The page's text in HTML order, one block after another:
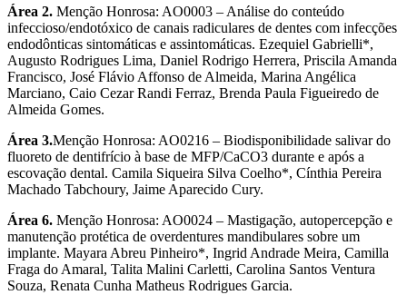
Área 2. Menção Honrosa: AO0003 – Análise do conteúdo
infeccioso/endotóxico de canais radiculares de dentes com infecções
endodônticas sintomáticas e assintomáticas. Ezequiel Gabrielli*,
Augusto Rodrigues Lima, Daniel Rodrigo Herrera, Priscila Amanda
Francisco, José Flávio Affonso de Almeida, Marina Angélica
Marciano, Caio Cezar Randi Ferraz, Brenda Paula Figueiredo de
Almeida Gomes.
Área 3.Menção Honrosa: AO0216 – Biodisponibilidade salivar do
fluoreto de dentifrício à base de MFP/CaCO3 durante e após a
escovação dental. Camila Siqueira Silva Coelho*, Cínthia Pereira
Machado Tabchoury, Jaime Aparecido Cury.
Área 6. Menção Honrosa: AO0024 – Mastigação, autopercepção e
manutenção protética de overdentures mandibulares sobre um
implante. Mayara Abreu Pinheiro*, Ingrid Andrade Meira, Camilla
Fraga do Amaral, Talita Malini Carletti, Carolina Santos Ventura
Souza, Renata Cunha Matheus Rodrigues Garcia.